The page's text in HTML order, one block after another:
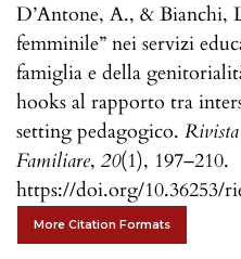
D’Antone, A., & Bianchi,
femminile” nei servizi
famiglia e della
hooks al rapporto tra
setting pedagogico.
Familiare, 20(1), 197–210.
https://doi.org/10.36253/
More Citation Formats